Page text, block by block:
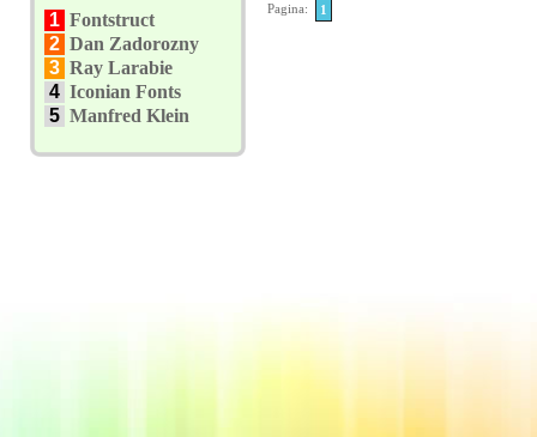
1 Fontstruct
2 Dan Zadorozny
3 Ray Larabie
4 Iconian Fonts
5 Manfred Klein
Pagina: 1